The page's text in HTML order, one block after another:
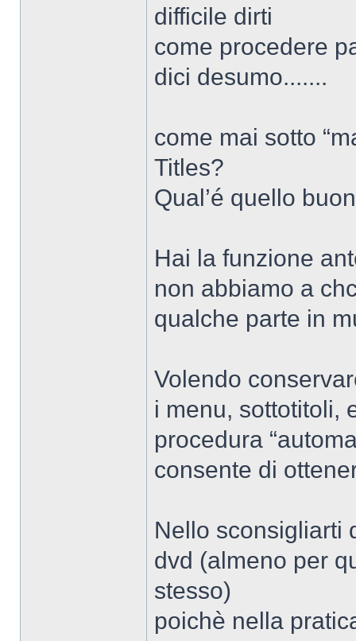
difficile dirti
come procedere
dici desumo.......
come mai sotto
Titles?
Qual’é quello
Hai la funzione
non abbiamo a
qualche parte in
Volendo
i menu, sottotitoli,
procedura
consente di
Nello sconsigliarti
dvd (almeno per
stesso)
poichè nella